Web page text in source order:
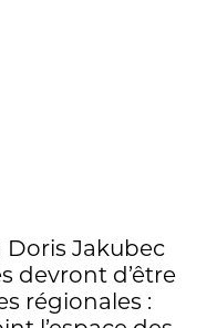
Doris Jakubec
devront d’être
régionales :